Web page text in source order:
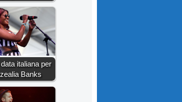
italiana per
Banks